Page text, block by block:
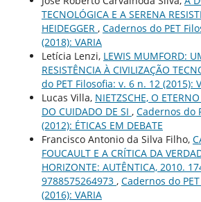
TECNOLÓGICA E A SERENA
HEIDEGGER , Cadernos do PET
(2018): VARIA
Letícia Lenzi, LEWIS MUMFORD:
RESISTÊNCIA À CIVILIZAÇÃO
do PET Filosofia: v. 6 n. 12 (2015):
Lucas Villa, NIETZSCHE, O
DO CUIDADO DE SI , Cadernos do
(2012): ÉTICAS EM DEBATE
Francisco Antonio da Silva Filho,
FOUCAULT E A CRÍTICA DA
HORIZONTE: AUTÊNTICA, 2010.
9788575264973 , Cadernos do
(2016): VARIA